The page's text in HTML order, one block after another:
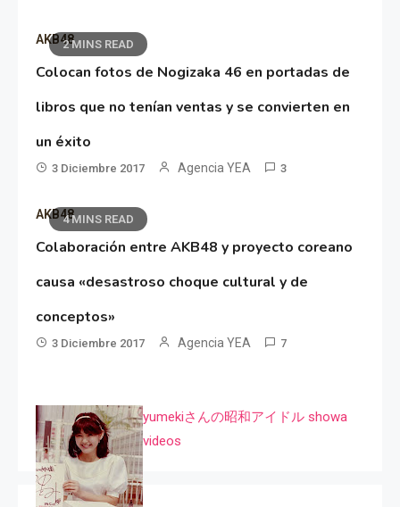
2 MINS READ
AKB48
Colocan fotos de Nogizaka 46 en portadas de
libros que no tenían ventas y se convierten en
un éxito
3 Diciembre 2017 Agencia YEA 3
4 MINS READ
AKB48
Colaboración entre AKB48 y proyecto coreano
causa «desastroso choque cultural y de
conceptos»
3 Diciembre 2017 Agencia YEA 7
yumekiさんの昭和アイドル showa
videos